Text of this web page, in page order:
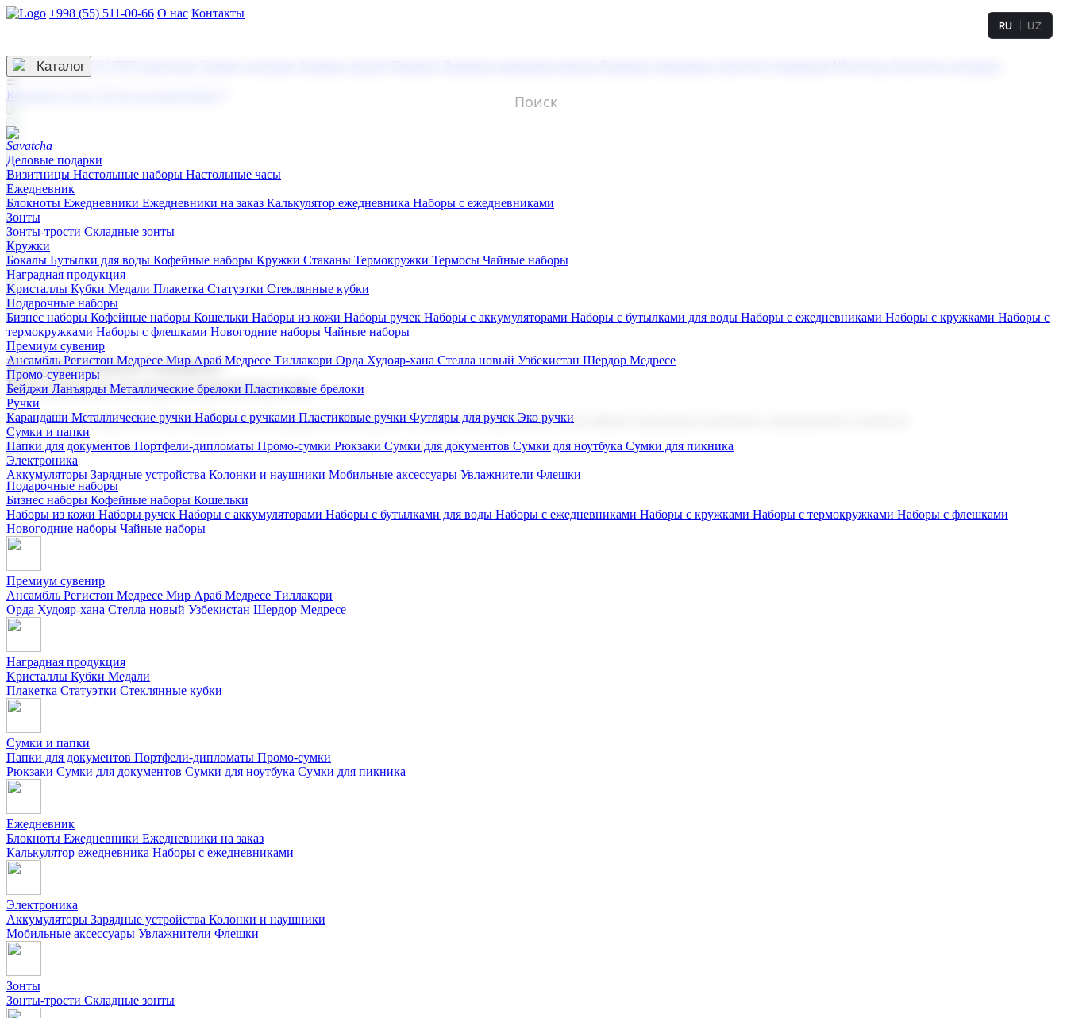
+998 (55) 511-00-66 О нас Контакты
3D гравировка
RU UZ
☰
Контакты
Каталог
Деловые подарки
Визитницы Настольные наборы Настольные часы
Ежедневник
Блокноты Ежедневники Ежедневники на заказ Калькулятор ежедневника Наборы с ежедневниками
Зонты
Зонты-трости Складные зонты
Кружки
Бокалы Бутылки для воды Кофейные наборы Кружки Стаканы Термокружки Термосы Чайные наборы
Наградная продукция
Kристаллы Кубки Медали Плакетка Статуэтки Стеклянные кубки
Подарочные наборы
Бизнес наборы Кофейные наборы Кошельки Наборы из кожи Наборы ручек Наборы с аккумуляторами Наборы с бутылками для воды Наборы с ежедневниками Наборы с кружками Наборы с
термокружками Наборы с флешками Новогодние наборы Чайные наборы
Премиум сувенир
Ансамбль Регистон Медресе Мир Араб Медресе Тиллакори Орда Худояр-хана Стелла новый Узбекистан Шердор Медресе
Промо-сувениры
Бейджи Ланъярды Металлические брелоки Пластиковые брелоки
Ручки
Карандаши Металлические ручки Наборы с ручками Пластиковые ручки Футляры для ручек Эко ручки
Сумки и папки
Папки для документов Портфели-дипломаты Промо-сумки Рюкзаки Сумки для документов Сумки для ноутбука Сумки для пикника
Электроника
Аккумуляторы Зарядные устройства Колонки и наушники Мобильные аксессуары Увлажнители Флешки
Корпоративные подарки
Поставка со склада и производство
Мы предлагаем широкий выбор корпоративных подарков и сувениров с логотипом. В нашем каталоге вы найдете продукцию для бизнеса, мероприятия и клиентов.
Подарочные наборы
Бизнес наборы Кофейные наборы Кошельки
Наборы из кожи Наборы ручек Наборы с аккумуляторами Наборы с бутылками для воды Наборы с ежедневниками Наборы с кружками Наборы с термокружками Наборы с флешками
Новогодние наборы Чайные наборы
Премиум сувенир
Ансамбль Регистон Медресе Мир Араб Медресе Тиллакори
Орда Худояр-хана Стелла новый Узбекистан Шердор Медресе
Наградная продукция
Kристаллы Кубки Медали
Плакетка Статуэтки Стеклянные кубки
Сумки и папки
Папки для документов Портфели-дипломаты Промо-сумки
Рюкзаки Сумки для документов Сумки для ноутбука Сумки для пикника
Ежедневник
Блокноты Ежедневники Ежедневники на заказ
Калькулятор ежедневника Наборы с ежедневниками
Электроника
Аккумуляторы Зарядные устройства Колонки и наушники
Мобильные аксессуары Увлажнители Флешки
Зонты
Зонты-трости Складные зонты